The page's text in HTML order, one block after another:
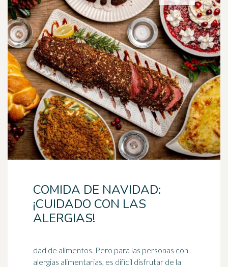
COMIDA DE NAVIDAD:
¡CUIDADO CON LAS
ALERGIAS!
dad de alimentos. Pero para las personas con
alergias alimentarias, es difícil disfrutar de la